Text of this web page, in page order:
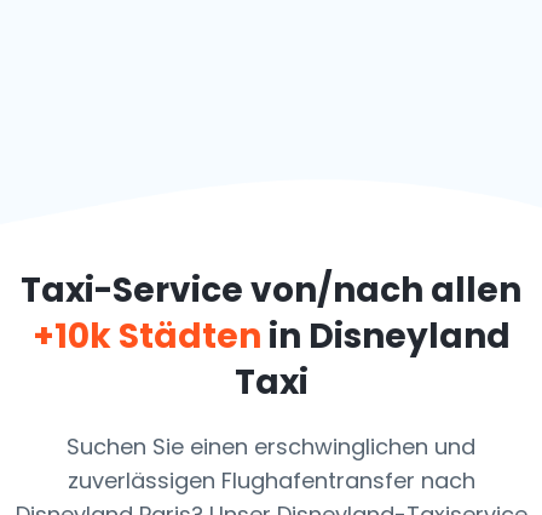
Taxi-Service von/nach allen
+10k Städten in Disneyland
Taxi
Suchen Sie einen erschwinglichen und
zuverlässigen Flughafentransfer nach